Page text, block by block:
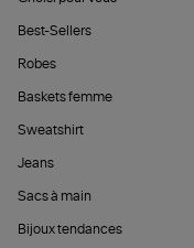
Best-Sellers
Robes
Baskets femme
Sweatshirt
Jeans
Sacs à main
Bijoux tendances